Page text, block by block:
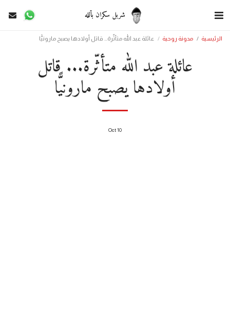
شربل سكران بألله
الرئيسية مدونة روحية عائلة عبد الله متأثّرة... قاتل أولادها يصبح مارونيًّا
عائلة عبد الله متأثّرة... قاتل
أولادها يصبح مارونيًّا
10
Oct